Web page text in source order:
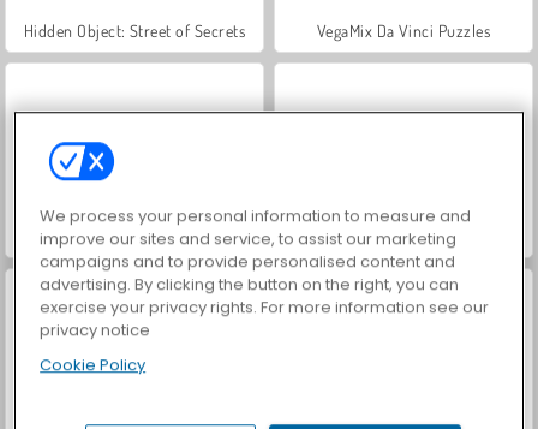
Hidden Object: Street of Secrets VegaMix Da Vinci Puzzles
World War 2 Shooter ASMR Makeover & Makeup Studio
We process your personal information to measure and
improve our sites and service, to assist our marketing
campaigns and to provide personalised content and
advertising. By clicking the button on the right, you can
exercise your privacy rights. For more information see our
privacy notice
Cookie Policy